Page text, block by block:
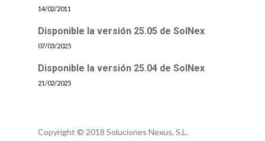
14/02/2011
Disponible la versión 25.05 de SolNex
07/03/2025
Disponible la versión 25.04 de SolNex
21/02/2025
Copyright © 2018 Soluciones Nexus, S.L.